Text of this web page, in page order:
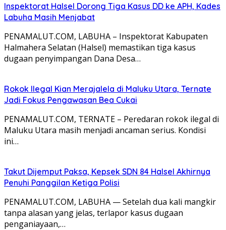
Inspektorat Halsel Dorong Tiga Kasus DD ke APH, Kades
Labuha Masih Menjabat
PENAMALUT.COM, LABUHA – Inspektorat Kabupaten
Halmahera Selatan (Halsel) memastikan tiga kasus
dugaan penyimpangan Dana Desa…
Rokok Ilegal Kian Merajalela di Maluku Utara, Ternate
Jadi Fokus Pengawasan Bea Cukai
PENAMALUT.COM, TERNATE – Peredaran rokok ilegal di
Maluku Utara masih menjadi ancaman serius. Kondisi
ini…
Takut Dijemput Paksa, Kepsek SDN 84 Halsel Akhirnya
Penuhi Panggilan Ketiga Polisi
PENAMALUT.COM, LABUHA — Setelah dua kali mangkir
tanpa alasan yang jelas, terlapor kasus dugaan
penganiayaan,…